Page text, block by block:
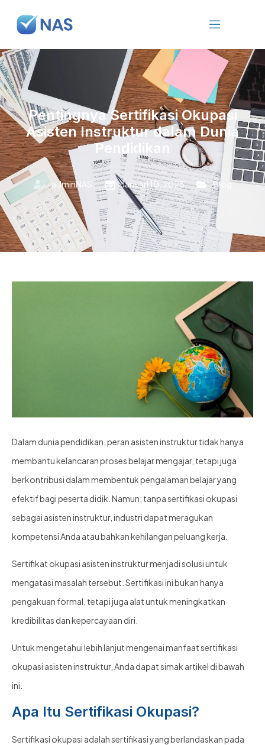
Pentingnya Sertifikasi Okupasi
Asisten Instruktur dalam Dunia
Pendidikan
adminNAS Januari 10, 2025 Blog
Dalam dunia pendidikan, peran asisten instruktur tidak hanya
membantu kelancaran proses belajar mengajar, tetapi juga
berkontribusi dalam membentuk pengalaman belajar yang
efektif bagi peserta didik. Namun, tanpa sertifikasi okupasi
sebagai asisten instruktur, industri dapat meragukan
kompetensi Anda atau bahkan kehilangan peluang kerja.
Sertifikat okupasi asisten instruktur menjadi solusi untuk
mengatasi masalah tersebut. Sertifikasi ini bukan hanya
pengakuan formal, tetapi juga alat untuk meningkatkan
kredibilitas dan kepercayaan diri.
Untuk mengetahui lebih lanjut mengenai manfaat sertifikasi
okupasi asisten instruktur, Anda dapat simak artikel di bawah
ini.
Apa Itu Sertifikasi Okupasi?
Sertifikasi okupasi adalah sertifikasi yang berlandaskan pada